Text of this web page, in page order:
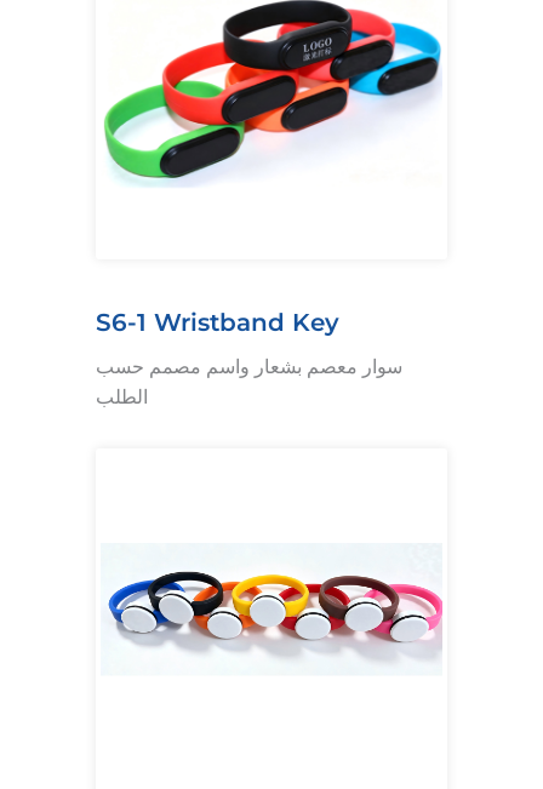
S6-1 Wristband Key
سوار معصم بشعار واسم مصمم حسب
الطلب